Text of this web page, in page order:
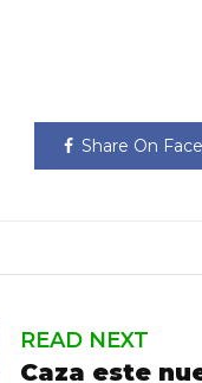
Share On
READ NEXT
Caza este